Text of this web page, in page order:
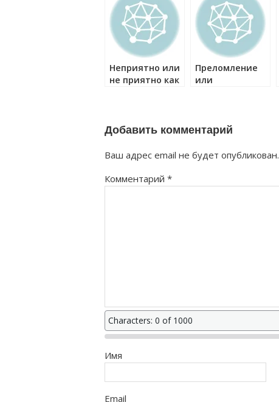
Неприятно или
не приятно как
Преломление
или
Добавить комментарий
Ваш адрес email не будет опубликован.
Комментарий *
Characters: 0 of 1000
Имя
Email